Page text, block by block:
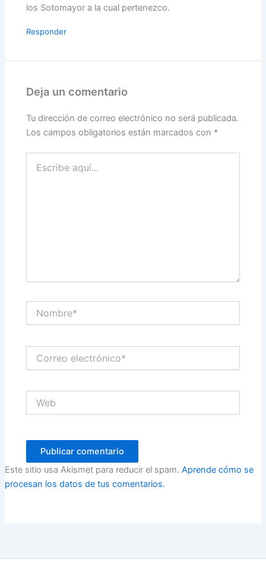
los Sotomayor a la cual pertenezco.
Responder
Deja un comentario
Tu dirección de correo electrónico no será publicada.
Los campos obligatorios están marcados con *
aquí...
electrónico*
Este sitio usa Akismet para reducir el spam. Aprende cómo se
procesan los datos de tus comentarios.